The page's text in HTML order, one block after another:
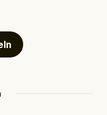
snarare än att
fall fungerat för